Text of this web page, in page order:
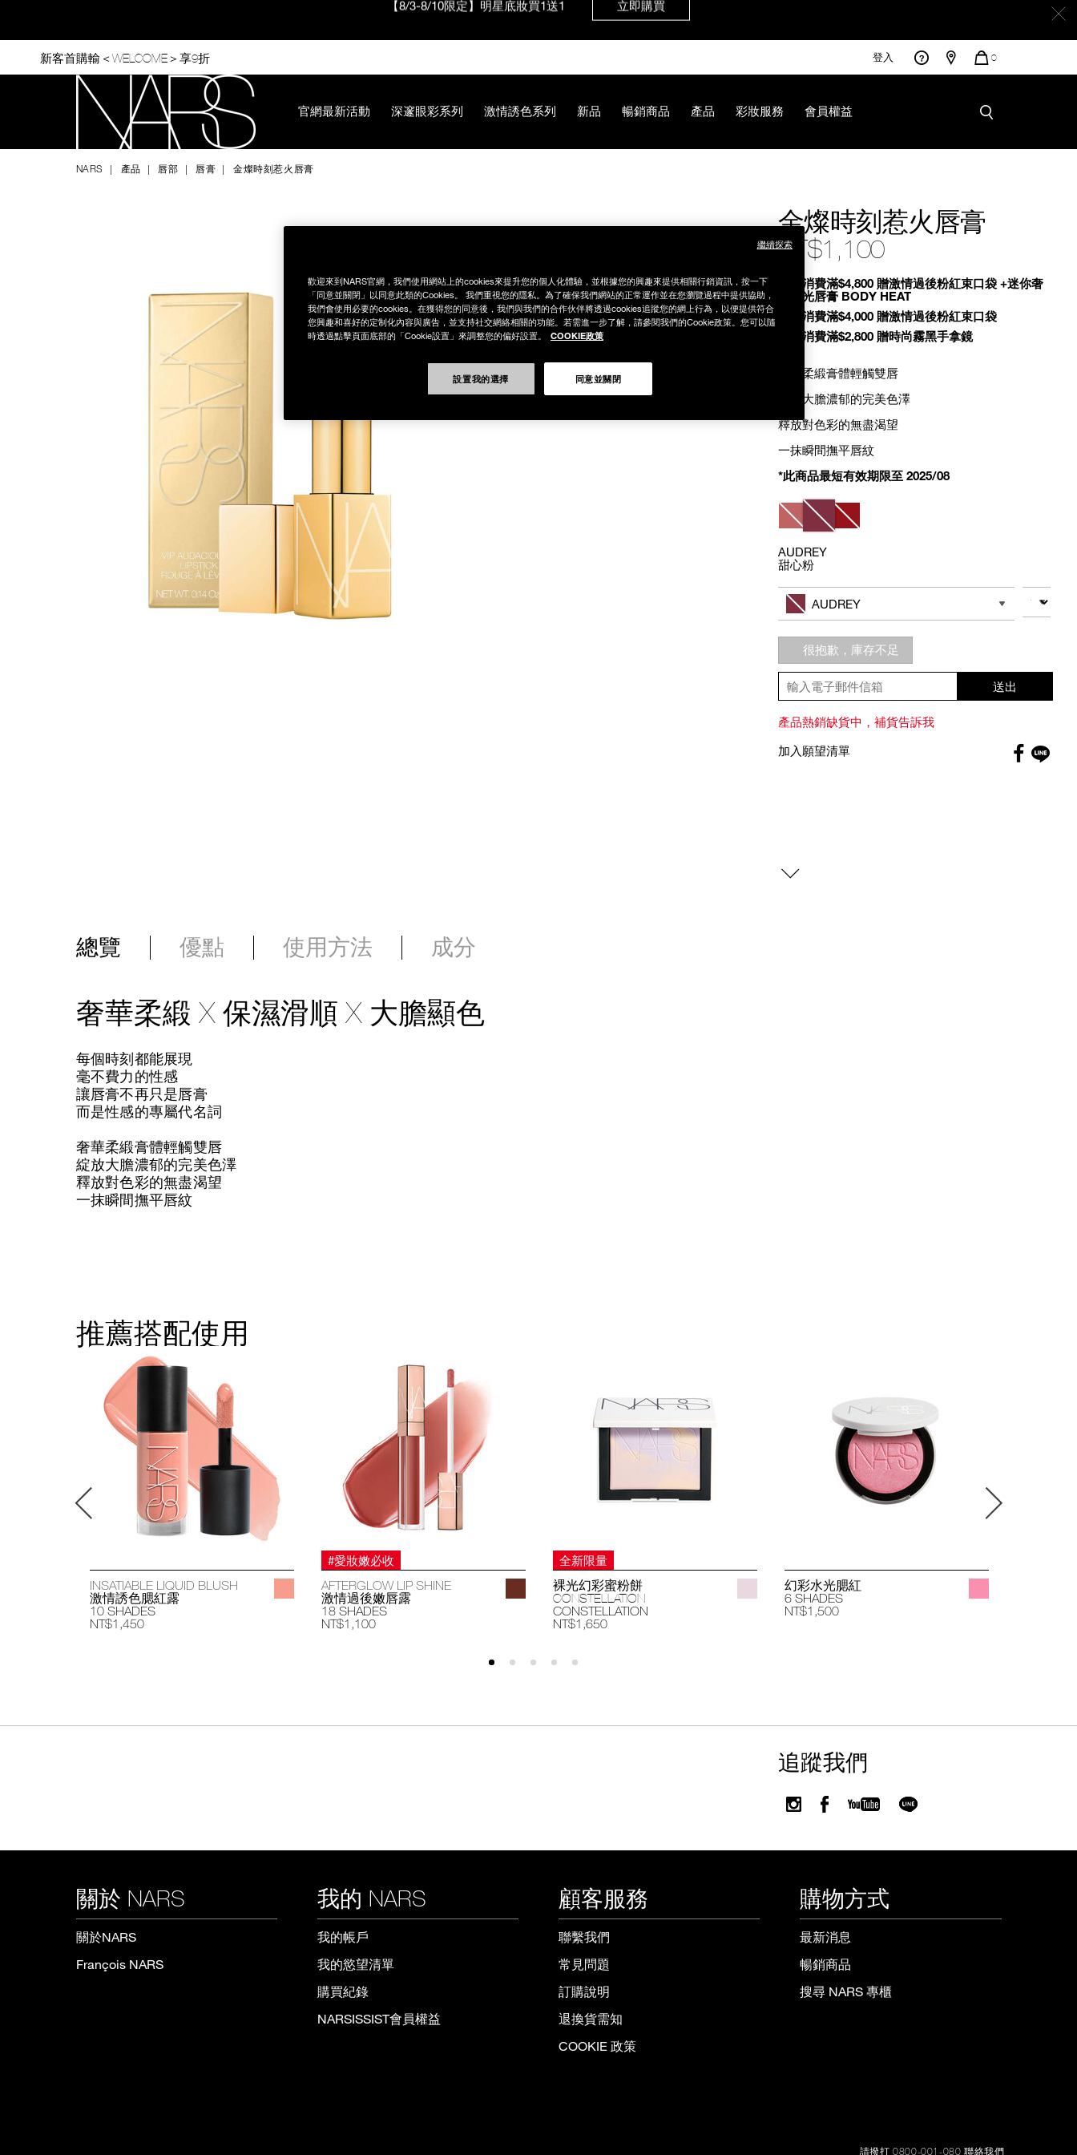
content
新客首購輸＜WELCOME＞享9折 登入
您
0
官網最新活動 深邃眼彩系列 激情誘色系列 新品 暢銷商品 產品 彩妝服務 會員權益
NARS 產品 唇部 唇膏 金燦時刻惹火唇膏
金燦時刻惹火唇膏
NT$1,100
Promotions
全館消費滿$4,800 贈激情過後粉紅束口袋 +迷你奢
慾緞光唇膏 BODY HEAT
全館消費滿$4,000 贈激情過後粉紅束口袋
全館消費滿$2,800 贈時尚霧黑手拿鏡
奢華柔緞膏體輕觸雙唇
綻放大膽濃郁的完美色澤
釋放對色彩的無盡渴望
一抹瞬間撫平唇紋
*此商品最短有效期限至 2025/08
Variations
AUDREY
甜心粉
to
cart
options
Actions
其他色系
AUDREY
數量
很抱歉，庫存不足
送出
產品熱銷缺貨中，補貨告訴我
加入願望清單
總覽 優點 使用方法 成分
奢華柔緞 X 保濕滑順 X 大膽顯色
每個時刻都能展現
毫不費力的性感
讓唇膏不再只是唇膏
而是性感的專屬代名詞
奢華柔緞膏體輕觸雙唇
綻放大膽濃郁的完美色澤
釋放對色彩的無盡渴望
一抹瞬間撫平唇紋
推薦搭配使用
INSATIABLE LIQUID BLUSH
激情誘色腮紅露
10 SHADES
NT$1,450
#愛妝嫩必收
AFTERGLOW LIP SHINE
激情過後嫩唇露
18 SHADES
NT$1,100
全新限量
裸光幻彩蜜粉餅
CONSTELLATION
CONSTELLATION
NT$1,650
幻彩水光腮紅
6 SHADES
NT$1,500
追蹤我們
關於 NARS
關於NARS
François NARS
我的 NARS
我的帳戶
我的慾望清單
購買紀錄
NARSISSIST會員權益
顧客服務
聯繫我們
常見問題
訂購說明
退換貨需知
COOKIE 政策
購物方式
最新消息
暢銷商品
搜尋 NARS 專櫃
請撥打 0800-001-080 聯絡我們
歡迎來到NARS官網，我們使用網站上的cookies來提升您的個人化體驗，並根據您的興趣來提供相關行銷資訊，按一下
「同意並關閉」以同意此類的Cookies。 我們重視您的隱私。為了確保我們網站的正常運作並在您瀏覽過程中提供協助，
我們會使用必要的cookies。在獲得您的同意後，我們與我們的合作伙伴將透過cookies追蹤您的網上行為，以便提供符合
您興趣和喜好的定制化內容與廣告，並支持社交網絡相關的功能。若需進一步了解，請參閱我們的Cookie政策。您可以隨
時透過點擊頁面底部的「Cookie設置」來調整您的偏好設置。
COOKIE政策
設置我的選擇 同意並關閉
繼續探索